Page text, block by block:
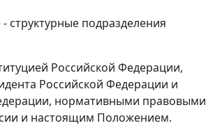
подразделения
Российской Федерации,
Российской Федерации и
нормативными правовыми
и настоящим Положением.